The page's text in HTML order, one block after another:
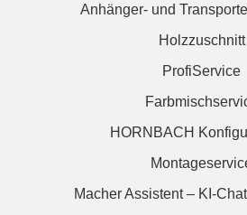
Anhänger- und
Holzzuschnitt
ProfiService
HORNBACH
Macher Assistent – KI-